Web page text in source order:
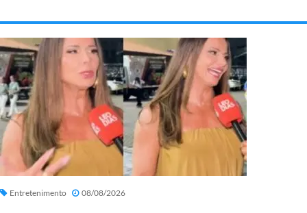
Entretenimento 08/08/2026